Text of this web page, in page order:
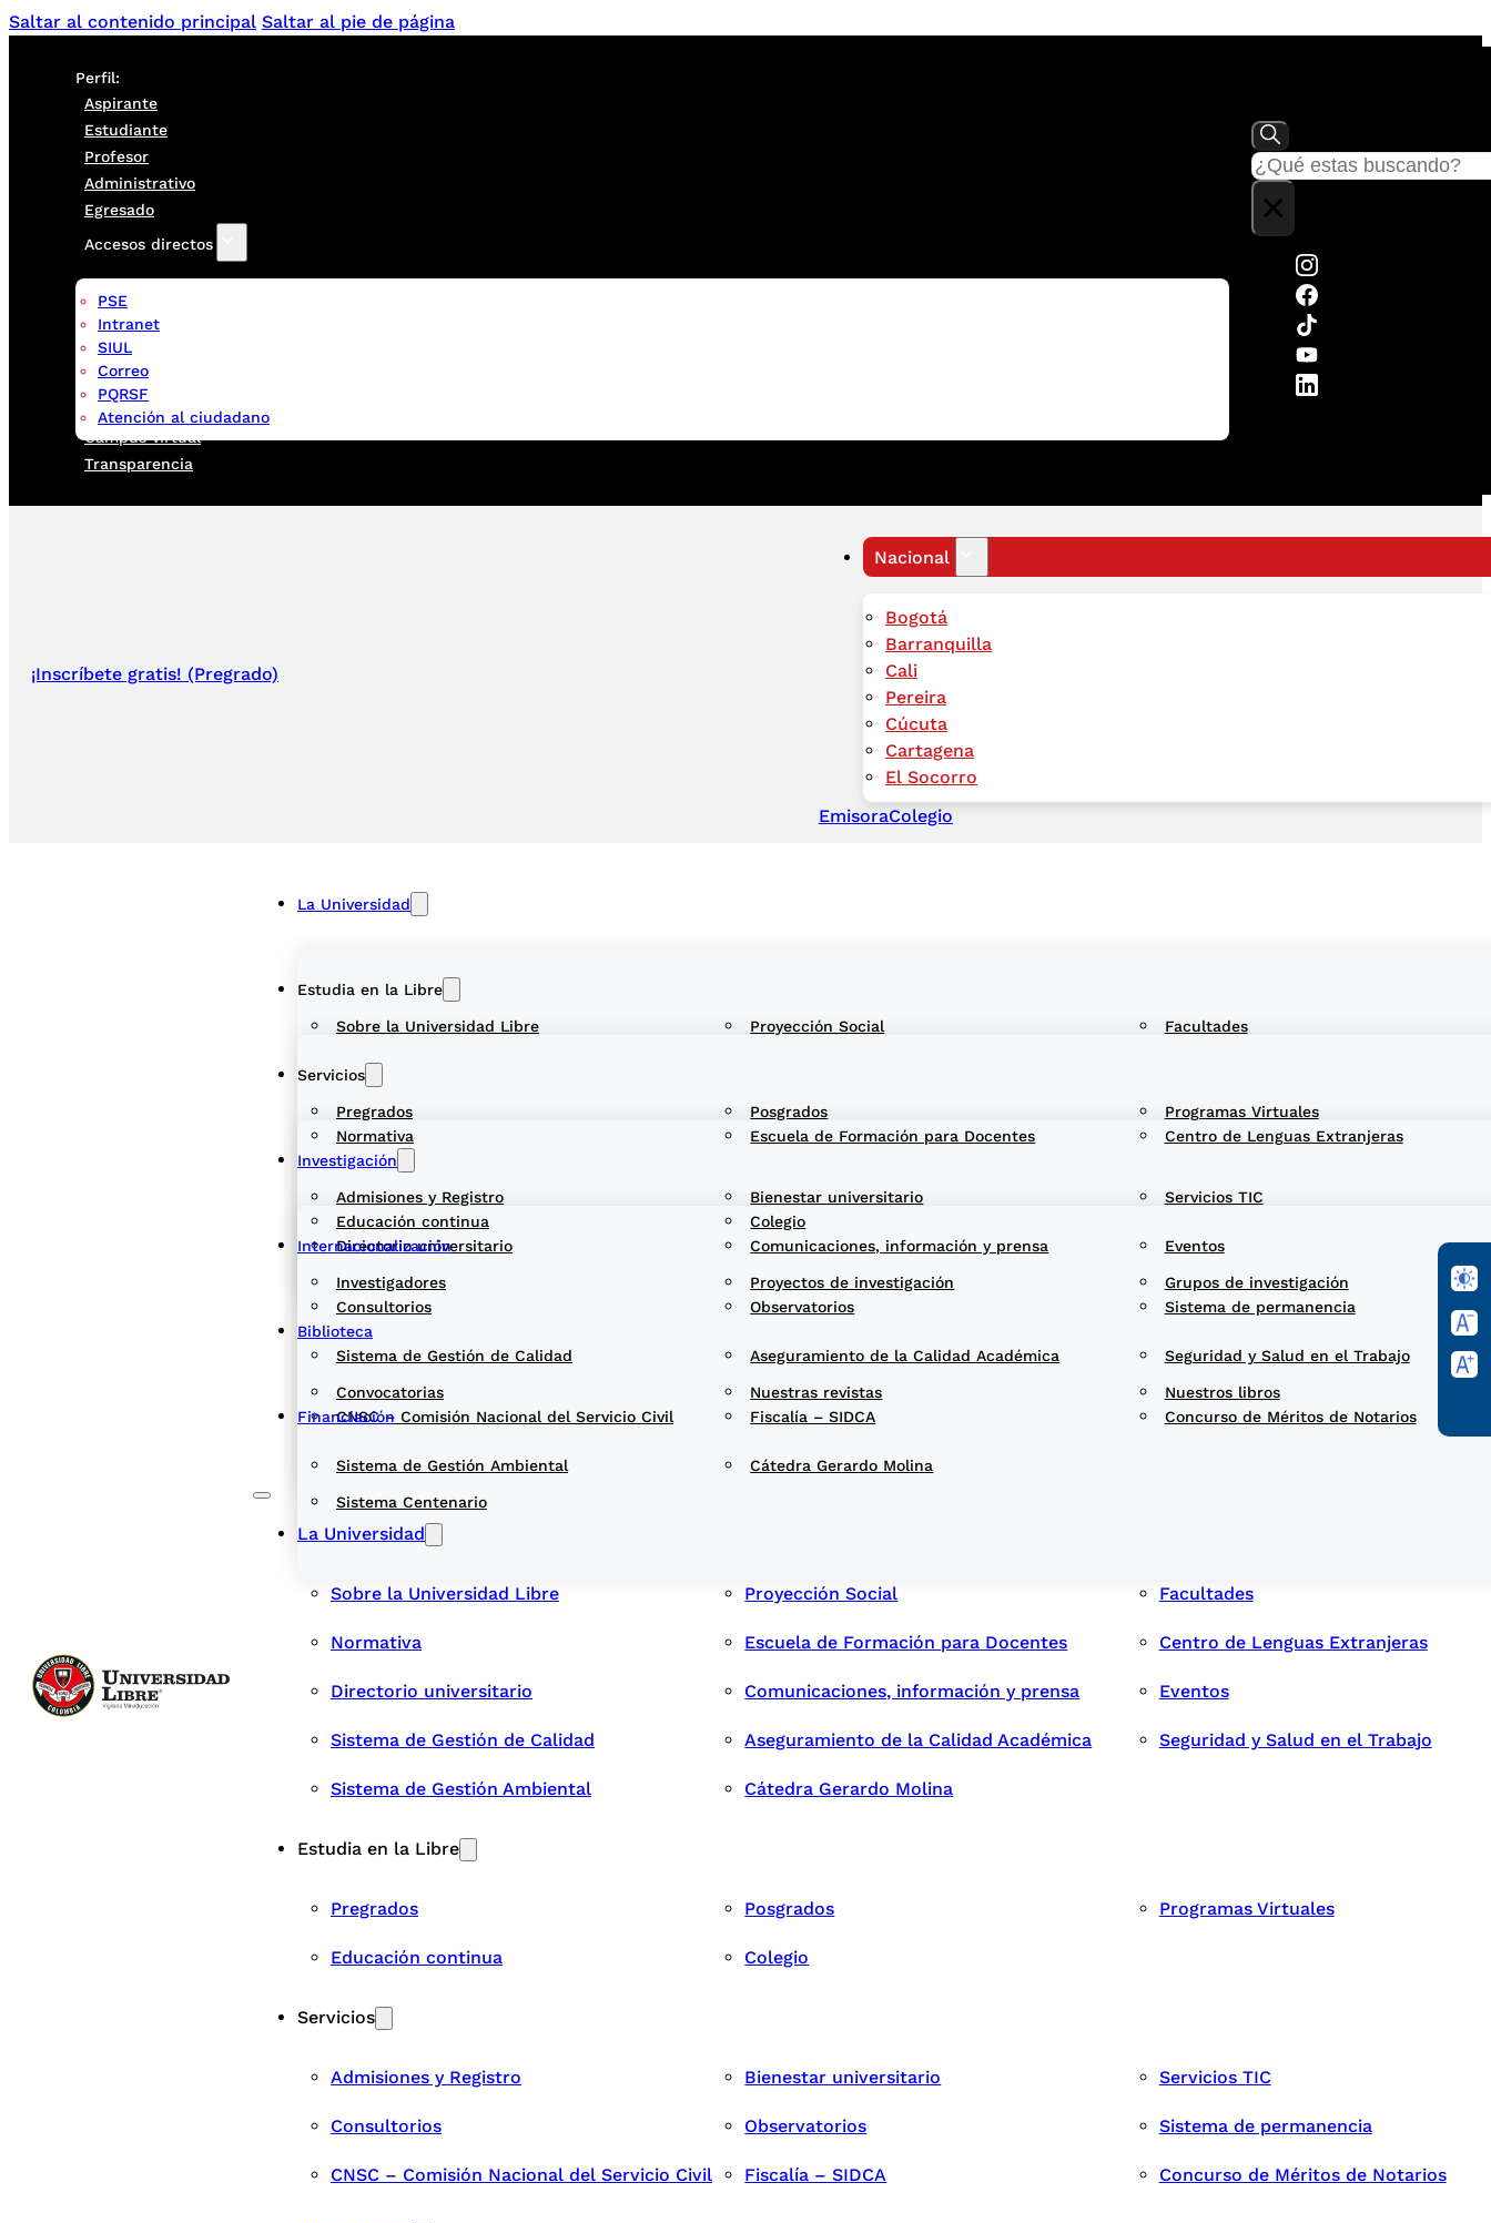
Saltar al contenido principal Saltar al pie de página
Perfil:
Aspirante
Estudiante
Profesor
Administrativo
Egresado
Accesos directos
PSE
Intranet
SIUL
Correo
PQRSF
Atención al ciudadano
Campus virtual
Transparencia
Buscar
×
¡Inscríbete gratis! (Pregrado)
Nacional
Bogotá
Barranquilla
Cali
Pereira
Cúcuta
Cartagena
El Socorro
EmisoraColegio
La Universidad
Sobre la Universidad Libre Proyección Social Facultades
Normativa Escuela de Formación para Docentes Centro de Lenguas Extranjeras
Directorio universitario Comunicaciones, información y prensa Eventos
Sistema de Gestión de Calidad Aseguramiento de la Calidad Académica Seguridad y Salud en el Trabajo
Sistema de Gestión Ambiental Cátedra Gerardo Molina
Estudia en la Libre
Pregrados Posgrados Programas Virtuales
Educación continua Colegio
Servicios
Admisiones y Registro Bienestar universitario Servicios TIC
Consultorios Observatorios Sistema de permanencia
CNSC – Comisión Nacional del Servicio Civil Fiscalía – SIDCA Concurso de Méritos de Notarios
Investigación
Investigadores Proyectos de investigación Grupos de investigación
Convocatorias Nuestras revistas Nuestros libros
Sistema Centenario
Internacionalización
Biblioteca
Financiación
La Universidad
Sobre la Universidad Libre Proyección Social Facultades
Normativa Escuela de Formación para Docentes Centro de Lenguas Extranjeras
Directorio universitario Comunicaciones, información y prensa Eventos
Sistema de Gestión de Calidad Aseguramiento de la Calidad Académica Seguridad y Salud en el Trabajo
Sistema de Gestión Ambiental Cátedra Gerardo Molina
Estudia en la Libre
Pregrados Posgrados Programas Virtuales
Educación continua Colegio
Servicios
Admisiones y Registro Bienestar universitario Servicios TIC
Consultorios Observatorios Sistema de permanencia
CNSC – Comisión Nacional del Servicio Civil Fiscalía – SIDCA Concurso de Méritos de Notarios